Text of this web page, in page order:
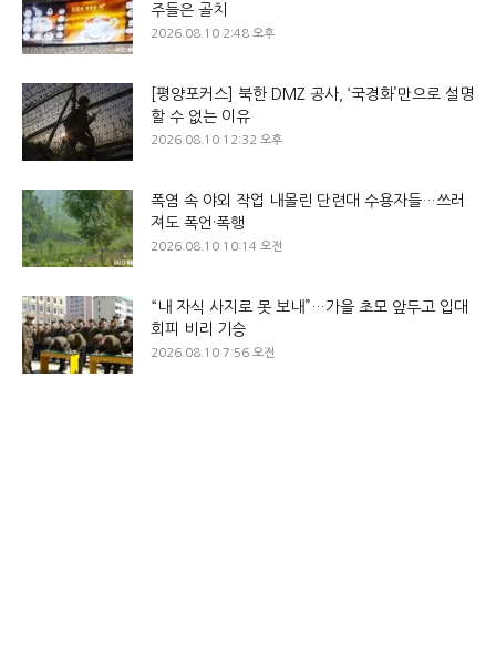
주들은 골치
2026.08.10 2:48 오후
[평양포커스] 북한 DMZ 공사, ‘국경화’만으로 설명
할 수 없는 이유
2026.08.10 12:32 오후
폭염 속 야외 작업 내몰린 단련대 수용자들…쓰러
져도 폭언·폭행
2026.08.10 10:14 오전
“내 자식 사지로 못 보내”…가을 초모 앞두고 입대
회피 비리 기승
2026.08.10 7:56 오전